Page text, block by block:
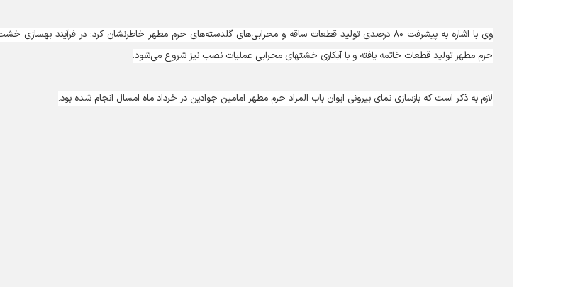
وی با اشاره به پیشرفت ۸۰ درصدی تولید قطعات ساقه و محرابی‌های گلدسته‌های حرم مطهر خاطرنشان کرد: در فرآیند
حرم مطهر تولید قطعات خاتمه یافته و با آبکاری خشتهای محرابی عملیات نصب نیز شروع می‌شود.
لازم به ذکر است که بازسازی نمای بیرونی ایوان باب المراد حرم مطهر امامین جوادین در خرداد ماه امسال انجام شده بود.